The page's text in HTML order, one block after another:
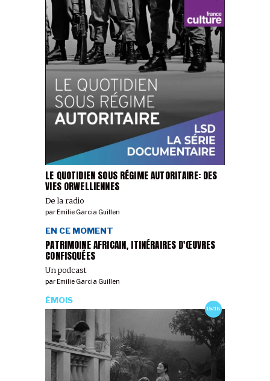
LE QUOTIDIEN SOUS RÉGIME AUTORITAIRE: DES
VIES ORWELLIENNES
De la radio
parEmilie Garcia Guillen
PATRIMOINE AFRICAIN, ITINÉRAIRES D'ŒUVRES
CONFISQUÉES
Un podcast
EN CE MOMENT
parEmilie Garcia Guillen
15/16
ÉMOIS